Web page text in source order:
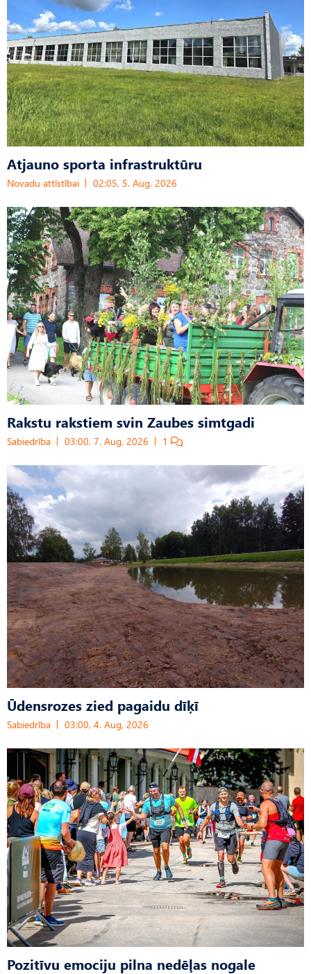
Atjauno sporta infrastruktūru
Novadu attīstībai 02:05, 5. Aug, 2026
Rakstu rakstiem svin Zaubes simtgadi
Sabiedrība 03:00, 7. Aug, 2026 1
Ūdensrozes zied pagaidu dīķī
Sabiedrība 03:00, 4. Aug, 2026
Pozitīvu emociju pilna nedēļas nogale